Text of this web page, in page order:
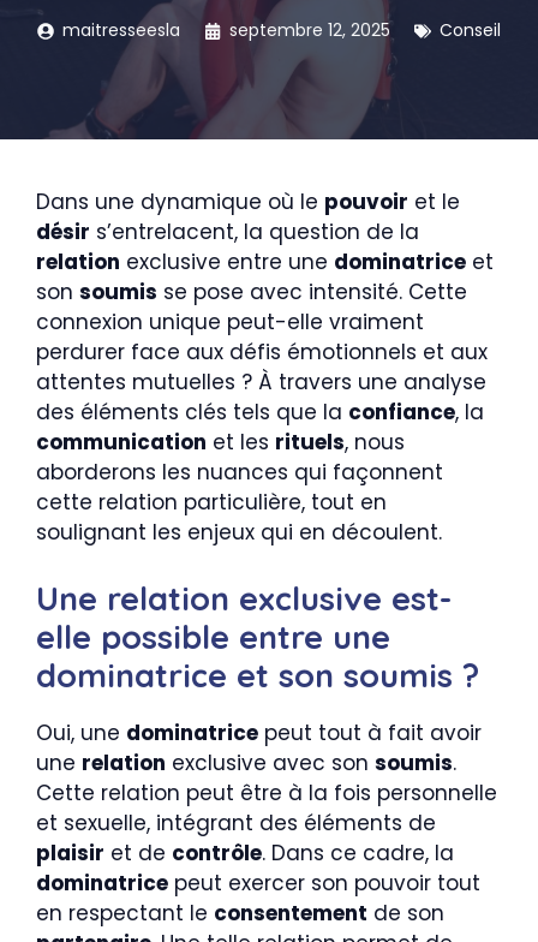
maitresseesla septembre 12, 2025 Conseil
Dans une dynamique où le pouvoir et le
désir s’entrelacent, la question de la
relation exclusive entre une dominatrice et
son soumis se pose avec intensité. Cette
connexion unique peut-elle vraiment
perdurer face aux défis émotionnels et aux
attentes mutuelles ? À travers une analyse
des éléments clés tels que la confiance, la
communication et les rituels, nous
aborderons les nuances qui façonnent
cette relation particulière, tout en
soulignant les enjeux qui en découlent.
Une relation exclusive est-
elle possible entre une
dominatrice et son soumis ?
Oui, une dominatrice peut tout à fait avoir
une relation exclusive avec son soumis.
Cette relation peut être à la fois personnelle
et sexuelle, intégrant des éléments de
plaisir et de contrôle. Dans ce cadre, la
dominatrice peut exercer son pouvoir tout
en respectant le consentement de son